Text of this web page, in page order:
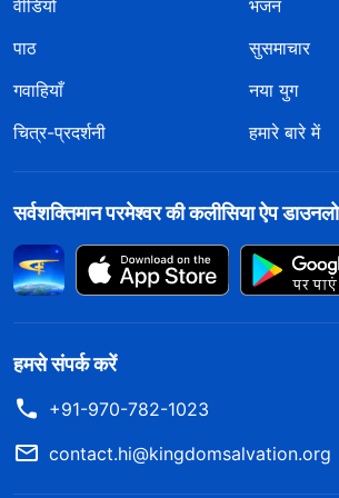
वीडियो
भजन
पाठ
सुसमाचार
गवाहियाँ
नया युग
चित्र-प्रदर्शनी
हमारे बारे में
सर्वशक्तिमान परमेश्वर की कलीसिया ऐप
हमसे संपर्क करें
+91-970-782-1023
contact.hi@kingdomsalvation.org